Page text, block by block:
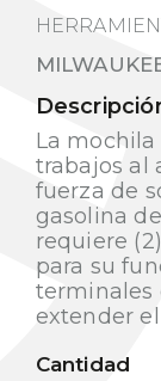
La
trabajos al
fuerza de
gasolina
requiere
para su
terminales
extender
Cantidad